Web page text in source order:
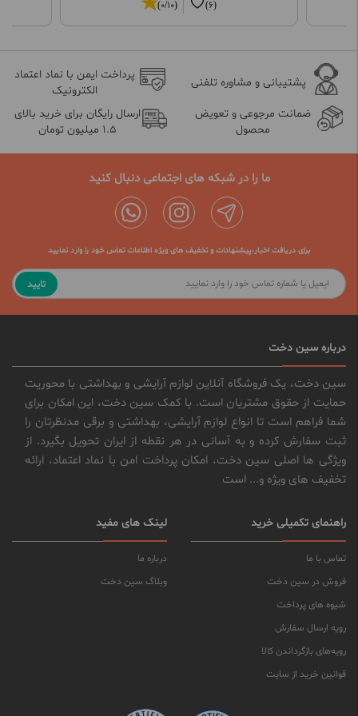
(6)
(0/10)
پشتیبانی و مشاوره تلفنی
پرداخت ایمن با نماد اعتماد
الکترونیک
ضمانت مرجوعی و تعویض
محصول
ارسال رایگان برای خرید بالای
1.5 میلیون تومان
ما را در شبکه های اجتماعی دنبال کنید
برای دریافت اخبار،پیشنهادات و تخفیف های ویژه اطلاعات تماس خود را وارد نمایید
تایید
درباره سین دخت
سین دخت، یک فروشگاه آنلاین لوازم آرایشی و بهداشتی با محوریت
حمایت از حقوق مشتریان است. با کمک سین دخت، این امکان برای
شما فراهم است تا انواع لوازم آرایشی، بهداشتی و برقی مدنظرتان را
ثبت سفارش کرده و به آسانی در هر نقطه از ایران تحویل بگیرد. از
ویژگی ها اصلی سین دخت، امکان پرداخت امن با نماد اعتماد، ارائه
تخفیف های ویژه و... است
راهنمای تکمیلی خرید
تماس با ما
فروش در سین دخت
شیوه های پرداخت
رویه ارسال سفارش
رویه‌های بازگرداندن کالا
قوانین خرید از سایت
لینک های مفید
درباره ما
وبلاگ سین دخت